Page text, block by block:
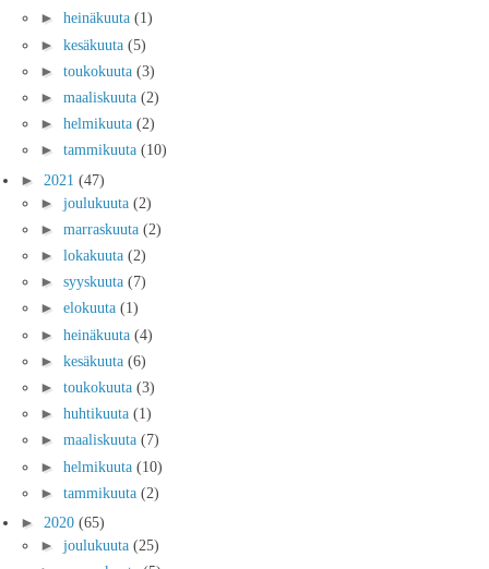
► heinäkuuta (1)
► kesäkuuta (5)
► toukokuuta (3)
► maaliskuuta (2)
► helmikuuta (2)
► tammikuuta (10)
► 2021 (47)
► joulukuuta (2)
► marraskuuta (2)
► lokakuuta (2)
► syyskuuta (7)
► elokuuta (1)
► heinäkuuta (4)
► kesäkuuta (6)
► toukokuuta (3)
► huhtikuuta (1)
► maaliskuuta (7)
► helmikuuta (10)
► tammikuuta (2)
► 2020 (65)
► joulukuuta (25)